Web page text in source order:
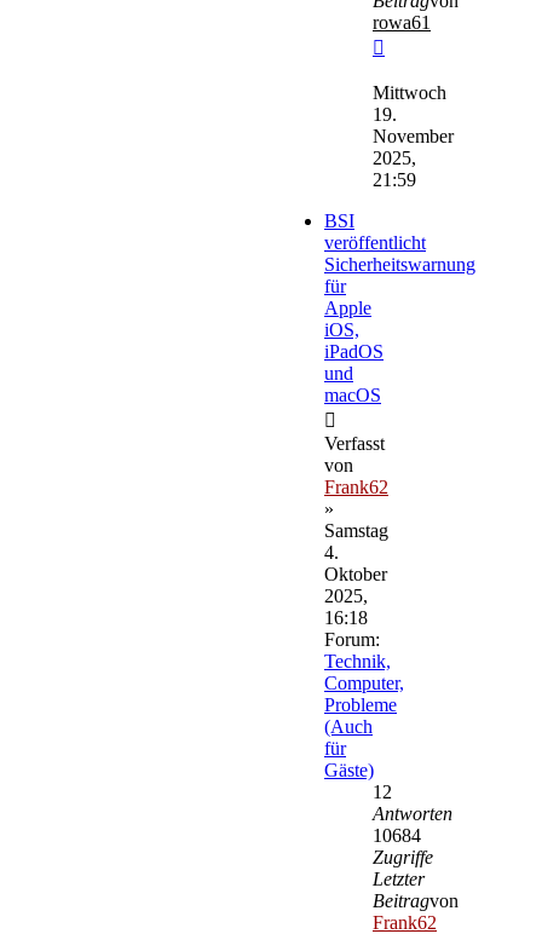
rowa61
Beitrag
Mittwoch
19.
November
2025,
21:59
BSI
veröffentlicht
Sicherheitswarnung
für
Apple
iOS,
iPadOS
und
macOS
Verfasst
von
Frank62
»
Samstag
4.
Oktober
2025,
16:18
Forum:
Technik,
Computer,
Probleme
(Auch
für
Gäste)
12
Antworten
10684
Zugriffe
Letzter
Beitragvon
Frank62